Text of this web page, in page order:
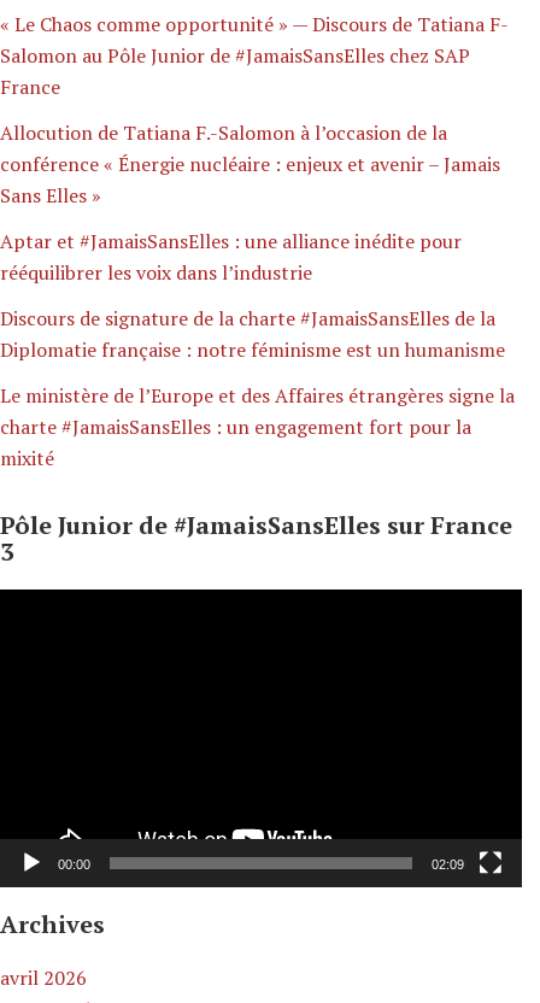
« Le Chaos comme opportunité » — Discours de Tatiana F-
Salomon au Pôle Junior de #JamaisSansElles chez SAP
France
Allocution de Tatiana F.-Salomon à l’occasion de la
conférence « Énergie nucléaire : enjeux et avenir – Jamais
Sans Elles »
Aptar et #JamaisSansElles : une alliance inédite pour
rééquilibrer les voix dans l’industrie
Discours de signature de la charte #JamaisSansElles de la
Diplomatie française : notre féminisme est un humanisme
Le ministère de l’Europe et des Affaires étrangères signe la
charte #JamaisSansElles : un engagement fort pour la
mixité
Pôle Junior de #JamaisSansElles sur France
3
00:00 02:09
Archives
avril 2026